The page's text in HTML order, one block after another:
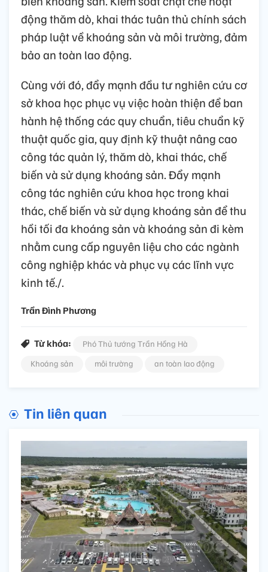
động thăm dò, khai thác tuân thủ chính sách
pháp luật về khoáng sản và môi trường, đảm
bảo an toàn lao động.
Cùng với đó, đẩy mạnh đầu tư nghiên cứu cơ
sở khoa học phục vụ việc hoàn thiện để ban
hành hệ thống các quy chuẩn, tiêu chuẩn kỹ
thuật quốc gia, quy định kỹ thuật nâng cao
công tác quản lý, thăm dò, khai thác, chế
biến và sử dụng khoáng sản. Đẩy mạnh
công tác nghiên cứu khoa học trong khai
thác, chế biến và sử dụng khoáng sản để thu
hồi tối đa khoáng sản và khoáng sản đi kèm
nhằm cung cấp nguyên liệu cho các ngành
công nghiệp khác và phục vụ các lĩnh vực
kinh tế./.
Trần Đình Phương
Từ khóa:
Phó Thủ tướng Trần Hồng Hà
Khoáng sản
môi trường an toàn lao động
Tin liên quan